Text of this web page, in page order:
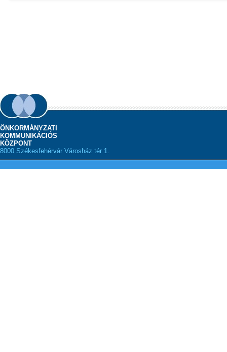
ÖNKORMÁNYZATI
KOMMUNIKÁCIÓS
KÖZPONT
8000 Székesfehérvár Városház tér 1.